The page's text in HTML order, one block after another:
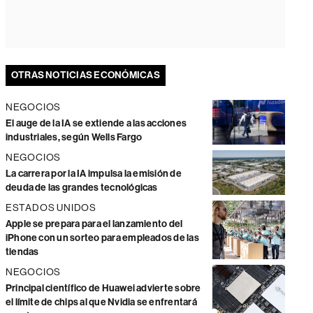
OTRAS NOTICIAS ECONÓMICAS
NEGOCIOS
El auge de la IA se extiende a las acciones
industriales, según Wells Fargo
NEGOCIOS
La carrera por la IA impulsa la emisión de
deuda de las grandes tecnológicas
ESTADOS UNIDOS
Apple se prepara para el lanzamiento del
iPhone con un sorteo para empleados de las
tiendas
NEGOCIOS
Principal científico de Huawei advierte sobre
el límite de chips al que Nvidia se enfrentará